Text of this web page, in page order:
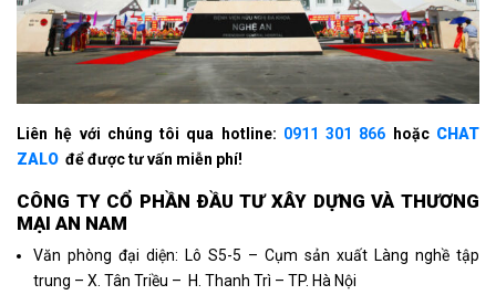
Liên hệ với chúng tôi qua hotline: 0911 301 866 hoặcCHAT
ZALO để được tư vấn miễn phí!
CÔNG TY CỔ PHẦN ÐẦU TƯ XÂY DỰNG VÀ THƯƠNG
MẠI AN NAM
Văn phòng đại diện: Lô S5-5 – Cụm sản xuất Làng nghề tập
trung – X. Tân Triều – H. Thanh Trì – TP. Hà Nội